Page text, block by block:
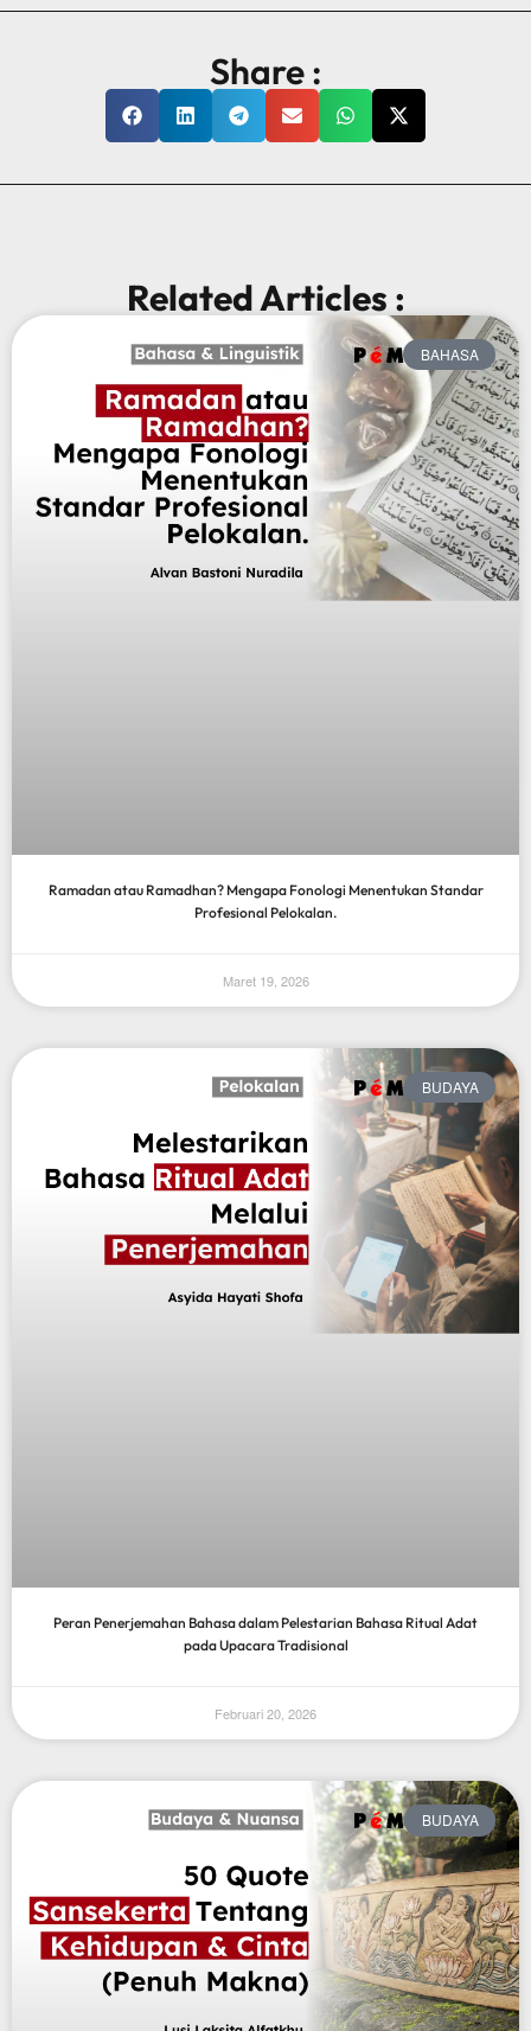
Share :
Related Articles :
BAHASA
Ramadan atau Ramadhan? Mengapa Fonologi Menentukan Standar
Profesional Pelokalan.
Maret 19, 2026
BUDAYA
Peran Penerjemahan Bahasa dalam Pelestarian Bahasa Ritual Adat
pada Upacara Tradisional
Februari 20, 2026
BUDAYA